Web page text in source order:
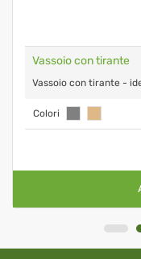
Vassoio con tirante
Vassoio con tirante -
Colori